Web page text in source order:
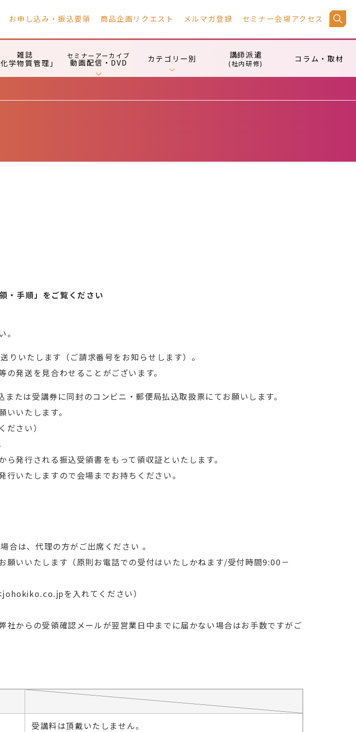
お申し込み・振込要領 商品企画リクエスト メルマガ登録 セミナー会場アクセス
雑誌
化学物質管理」
セミナーアーカイブ
動画配信・DVD カテゴリー別 講師派遣
(社内研修) コラム・取材
手順」 をご覧ください
いたします（ご請求番号をお知らせします）。
発送を見合わせることがございます。
たは受講券に同封のコンビニ・郵便局払込取扱票にてお願いします。
いたします。
ださい）
発行される振込受領書をもって領収証といたします。
いたしますので会場までお持ちください。
合は、代理の方がご出席ください 。
いいたします（原則お電話での受付はいたしかねます/受付時間9:00－
を入れてください）
からの受領確認メールが翌営業日中までに届かない場合はお手数ですがご
受講料は頂戴いたしません。